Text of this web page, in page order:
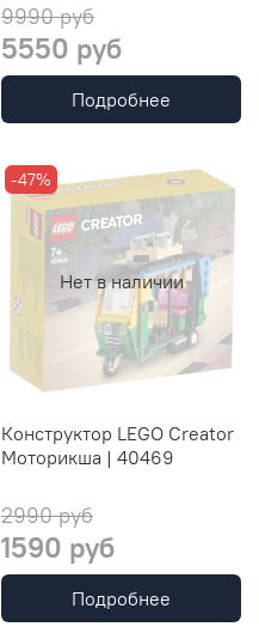
9990 руб
5550 руб
Подробнее
Нет в наличии
-47%
Конструктор LEGO Creator
Моторикша | 40469
2990 руб
1590 руб
Подробнее